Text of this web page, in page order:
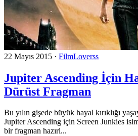
22 Mayıs 2015 · FilmLoverss
Jupiter Ascending İçin
Dürüst Fragman
Bu yılın gişede büyük hayal kırıklığı
Jupiter Ascending için Screen Junkies
bir fragman hazırl...